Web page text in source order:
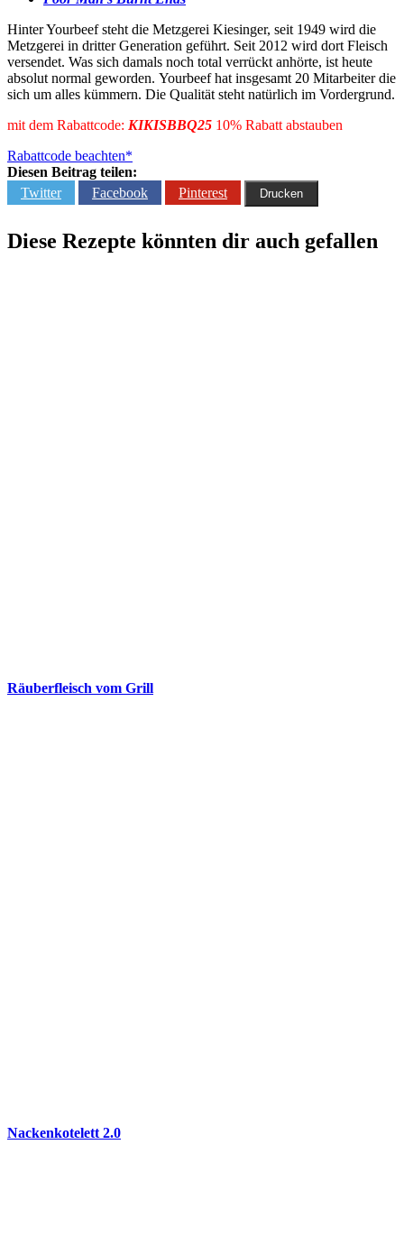
Hinter Yourbeef steht die Metzgerei Kiesinger, seit 1949 wird die
Metzgerei in dritter Generation geführt. Seit 2012 wird dort Fleisch
versendet. Was sich damals noch total verrückt anhörte, ist heute
absolut normal geworden. Yourbeef hat insgesamt 20 Mitarbeiter die
sich um alles kümmern. Die Qualität steht natürlich im Vordergrund.
mit dem Rabattcode: KIKISBBQ25 10% Rabatt abstauben
Rabattcode beachten*
Diesen Beitrag teilen:
Twitter
Facebook Pinterest Drucken
Diese Rezepte könnten dir auch gefallen
Räuberfleisch vom Grill
Nackenkotelett 2.0